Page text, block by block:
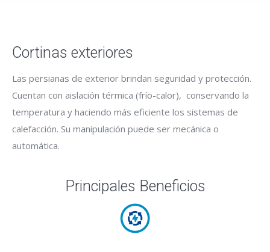
Cortinas exteriores
Las persianas de exterior brindan seguridad y protección.
Cuentan con aislación térmica (frío-calor), conservando la
temperatura y haciendo más eficiente los sistemas de
calefacción. Su manipulación puede ser mecánica o
automática.
Principales Beneficios